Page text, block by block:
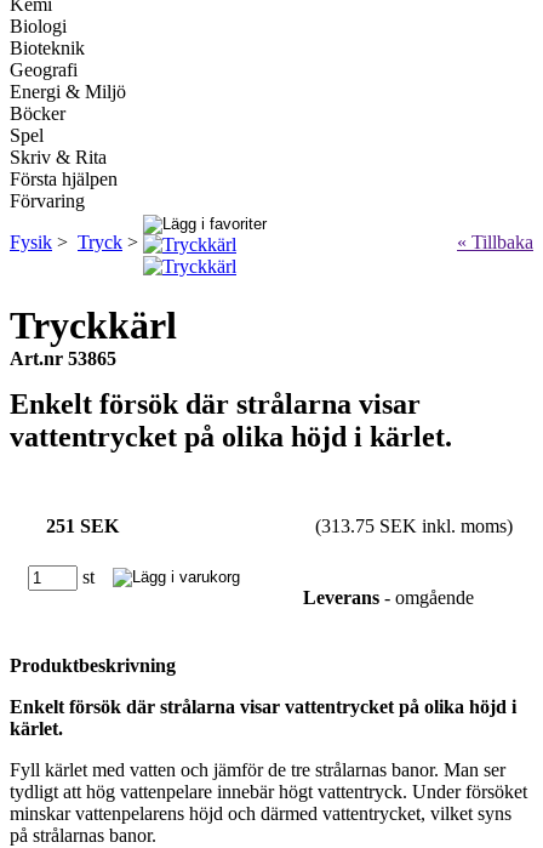
Kemi
Biologi
Bioteknik
Geografi
Energi & Miljö
Böcker
Spel
Skriv & Rita
Första hjälpen
Förvaring
Fysik > Tryck > « Tillbaka
Tryckkärl
Art.nr 53865
Enkelt försök där strålarna visar
vattentrycket på olika höjd i kärlet.
251 SEK (313.75 SEK inkl. moms)
st
Leverans - omgående
Produktbeskrivning
Enkelt försök där strålarna visar vattentrycket på olika höjd i
kärlet.
Fyll kärlet med vatten och jämför de tre strålarnas banor. Man ser
tydligt att hög vattenpelare innebär högt vattentryck. Under försöket
minskar vattenpelarens höjd och därmed vattentrycket, vilket syns
på strålarnas banor.